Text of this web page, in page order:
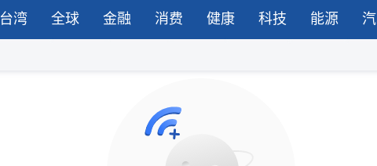
台湾 全球 金融 消费 健康 科技 能源